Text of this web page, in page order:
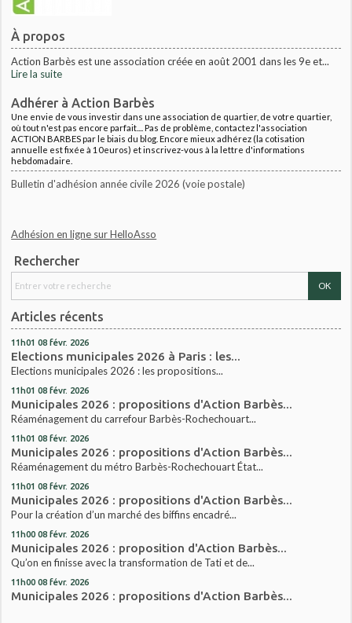
À propos
Action Barbès est une association créée en août 2001 dans les 9e et...
Lire la suite
Adhérer à Action Barbès
Une envie de vous investir dans une association de quartier, de votre quartier,
où tout n'est pas encore parfait.... Pas de problème, contactez l'association
ACTION BARBES par le biais du blog. Encore mieux adhérez (la cotisation
annuelle est fixée à 10euros) et inscrivez-vous à la lettre d'informations
hebdomadaire.
Bulletin d'adhésion année civile 2026 (voie postale)
Adhésion en ligne sur HelloAsso
Rechercher
Articles récents
11h01 08 févr. 2026
Elections municipales 2026 à Paris : les...
Elections municipales 2026 : les propositions...
11h01 08 févr. 2026
Municipales 2026 : propositions d'Action Barbès...
Réaménagement du carrefour Barbès-Rochechouart...
11h01 08 févr. 2026
Municipales 2026 : propositions d'Action Barbès...
Réaménagement du métro Barbès-Rochechouart État...
11h01 08 févr. 2026
Municipales 2026 : propositions d'Action Barbès...
Pour la création d’un marché des biffins encadré...
11h00 08 févr. 2026
Municipales 2026 : proposition d'Action Barbès...
Qu’on en finisse avec la transformation de Tati et de...
11h00 08 févr. 2026
Municipales 2026 : propositions d'Action Barbès...